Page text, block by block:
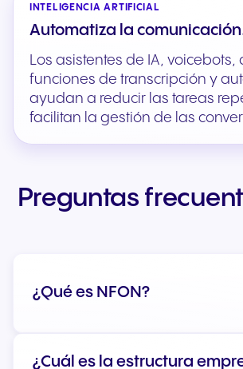
INTELIGENCIA ARTIFICIAL
Automatiza la
Los asistentes de IA, voicebots,
funciones de transcripción y
ayudan a reducir las tareas
facilitan la gestión de las
Preguntas
¿Qué es NFON?
¿Cuál es la estructura